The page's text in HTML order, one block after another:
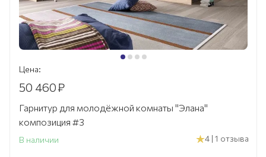
Цена:
50 460₽
Гарнитур для молодёжной комнаты "Элана"
композиция #3
В наличии 4 | 1 отзыва